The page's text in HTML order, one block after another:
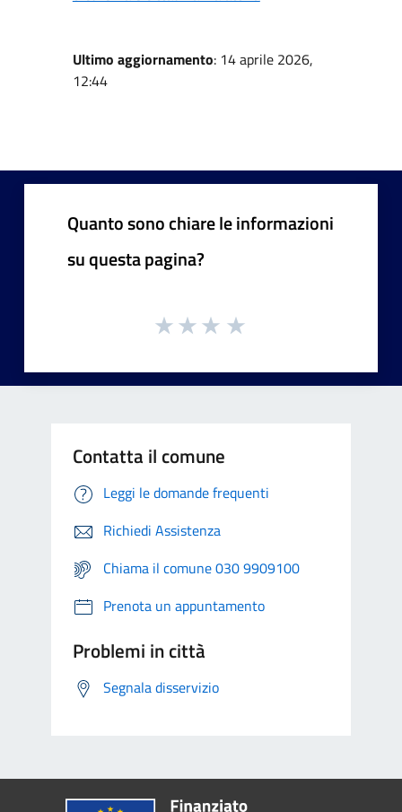
Ultimo aggiornamento: 14 aprile 2026,
12:44
Quanto sono chiare le informazioni
su questa pagina?
Contatta il comune
Leggi le domande frequenti
Richiedi Assistenza
Chiama il comune 030 9909100
Prenota un appuntamento
Problemi in città
Segnala disservizio